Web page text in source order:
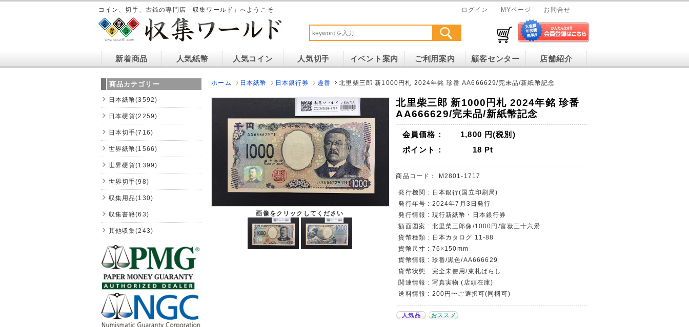
コイン、切手、古銭の専門店「収集ワールド」へようこそ ログイン MYページ お問合せ
新着商品 人気紙幣 人気コイン 人気切手 イベント案内 ご利用案内 顧客センター 店舗紹介
ホーム 日本紙幣 日本銀行券 趣番 北里柴三郎 新1000円札 2024年銘 珍番 AA666629/完未品/新紙幣記念
画像をクリックしてください
北里柴三郎 新1000円札 2024年銘 珍番
AA666629/完未品/新紙幣記念
会員価格： 1,800 円(税別)
ポイント：
18 Pt
商品コード： M2801-1717
発行機関 : 日本銀行(国立印刷局)
発行年号 : 2024年7月3日発行
発行情報 : 現行新紙幣・日本銀行券
額面図案 : 北里柴三郎像/1000円/富嶽三十六景
貨幣種類 : 日本カタログ 11-88
貨幣尺寸 : 76×150mm
貨幣情報 : 珍番/黒色/AA666629
貨幣状態 : 完全未使用/束札ばらし
関連情報 : 写真実物 (店頭在庫)
送料情報 : 200円〜ご選択可(同梱可)
人気品 おススメ
商品カテゴリー
日本紙幣(3592)
日本硬貨(2259)
日本切手(716)
世界紙幣(1566)
世界硬貨(1399)
世界切手(98)
収集用品(130)
収集書籍(63)
其他収集(243)